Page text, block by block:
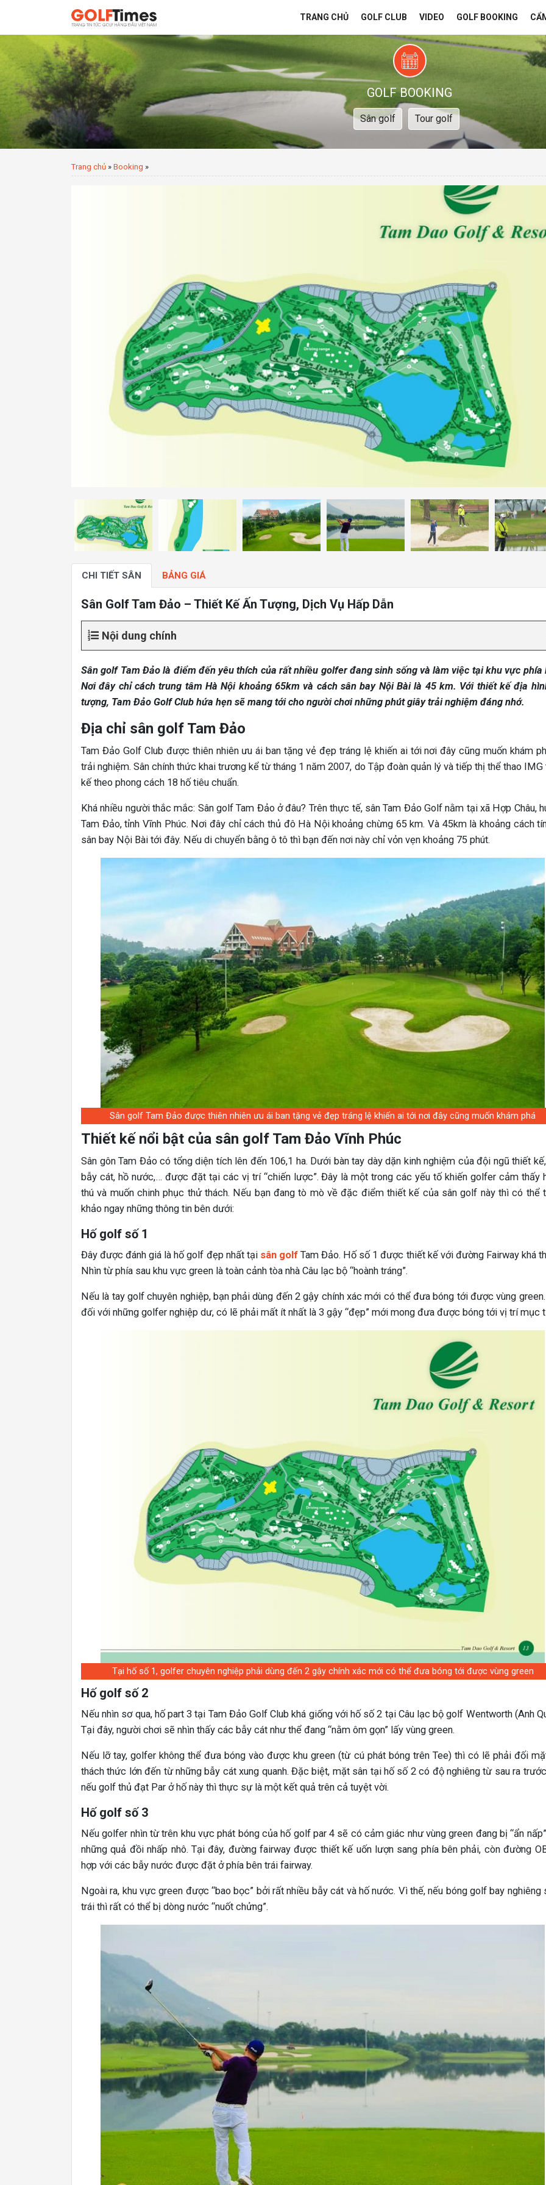
TRANG CHỦ GOLF CLUB VIDEO GOLF BOOKING
GOLF BOOKING
Sân golf Tour golf
Trang chủ » Booking »
CHI TIẾT SÂN BẢNG GIÁ
Sân Golf Tam Đảo – Thiết Kế Ấn Tượng, Dịch Vụ Hấp Dẫn
Nội dung chính
Sân golf Tam Đảo là điểm đến yêu thích của rất nhiều golfer đang sinh sống và làm việc tại khu vực phía
Nơi đây chỉ cách trung tâm Hà Nội khoảng 65km và cách sân bay Nội Bài là 45 km. Với thiết kế địa
tượng, Tam Đảo Golf Club hứa hẹn sẽ mang tới cho người chơi những phút giây trải nghiệm đáng nhớ.
Địa chỉ sân golf Tam Đảo
Tam Đảo Golf Club được thiên nhiên ưu ái ban tặng vẻ đẹp tráng lệ khiến ai tới nơi đây cũng muốn khám
trải nghiệm. Sân chính thức khai trương kể từ tháng 1 năm 2007, do Tập đoàn quản lý và tiếp thị thể thao IMG
kế theo phong cách 18 hố tiêu chuẩn.
Khá nhiều người thắc mắc: Sân golf Tam Đảo ở đâu? Trên thực tế, sân Tam Đảo Golf nằm tại xã Hợp Châu,
Tam Đảo, tỉnh Vĩnh Phúc. Nơi đây chỉ cách thủ đô Hà Nội khoảng chừng 65 km. Và 45km là khoảng cách
sân bay Nội Bài tới đây. Nếu di chuyển bằng ô tô thì bạn đến nơi này chỉ vỏn vẹn khoảng 75 phút.
Sân golf Tam Đảo được thiên nhiên ưu ái ban tặng vẻ đẹp tráng lệ khiến ai tới nơi đây cũng muốn khám phá
Thiết kế nổi bật của sân golf Tam Đảo Vĩnh Phúc
Sân gôn Tam Đảo có tổng diện tích lên đến 106,1 ha. Dưới bàn tay dày dặn kinh nghiệm của đội ngũ thiết
bẫy cát, hồ nước,… được đặt tại các vị trí “chiến lược”. Đây là một trong các yếu tố khiến golfer cảm thấy
thú và muốn chinh phục thử thách. Nếu bạn đang tò mò về đặc điểm thiết kế của sân golf này thì có thể
khảo ngay những thông tin bên dưới:
Hố golf số 1
Đây được đánh giá là hố golf đẹp nhất tại sân golfTam Đảo. Hố số 1 được thiết kế với đường Fairway khá
Nhìn từ phía sau khu vực green là toàn cảnh tòa nhà Câu lạc bộ “hoành tráng”.
Nếu là tay golf chuyên nghiệp, bạn phải dùng đến 2 gậy chính xác mới có thể đưa bóng tới được vùng
đối với những golfer nghiệp dư, có lẽ phải mất ít nhất là 3 gậy “đẹp” mới mong đưa được bóng tới vị trí mục
Tại hố số 1, golfer chuyên nghiệp phải dùng đến 2 gậy chính xác mới có thể đưa bóng tới được vùng green
Hố golf số 2
Nếu nhìn sơ qua, hố part 3 tại Tam Đảo Golf Club khá giống với hố số 2 tại Câu lạc bộ golf Wentworth (Anh
Tại đây, người chơi sẽ nhìn thấy các bẫy cát như thể đang “nằm ôm gọn” lấy vùng green.
Nếu lỡ tay, golfer không thể đưa bóng vào được khu green (từ cú phát bóng trên Tee) thì có lẽ phải đối
thách thức lớn đến từ những bẫy cát xung quanh. Đặc biệt, mặt sân tại hố số 2 có độ nghiêng từ sau ra
nếu golf thủ đạt Par ở hố này thì thực sự là một kết quả trên cả tuyệt vời.
Hố golf số 3
Nếu golfer nhìn từ trên khu vực phát bóng của hố golf par 4 sẽ có cảm giác như vùng green đang bị “ẩn
những quả đồi nhấp nhô. Tại đây, đường fairway được thiết kế uốn lượn sang phía bên phải, còn đường
hợp với các bẫy nước được đặt ở phía bên trái fairway.
Ngoài ra, khu vực green được “bao bọc” bởi rất nhiều bẫy cát và hố nước. Vì thế, nếu bóng golf bay nghiêng
trái thì rất có thể bị dòng nước “nuốt chửng”.